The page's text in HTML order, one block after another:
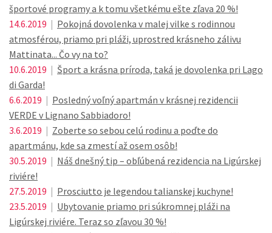
športové programy a k tomu všetkému ešte zľava 20 %!
14.6.2019 | Pokojná dovolenka v malej vilke s rodinnou
atmosférou, priamo pri pláži, uprostred krásneho zálivu
Mattinata... Čo vy na to?
10.6.2019 | Šport a krásna príroda, taká je dovolenka pri Lago
di Garda!
6.6.2019 | Posledný voľný apartmán v krásnej rezidencii
VERDE v Lignano Sabbiadoro!
3.6.2019 | Zoberte so sebou celú rodinu a poďte do
apartmánu, kde sa zmestí až osem osôb!
30.5.2019 | Náš dnešný tip – obľúbená rezidencia na Ligúrskej
riviére!
27.5.2019 | Prosciutto je legendou talianskej kuchyne!
23.5.2019 | Ubytovanie priamo pri súkromnej pláži na
Ligúrskej riviére. Teraz so zľavou 30 %!